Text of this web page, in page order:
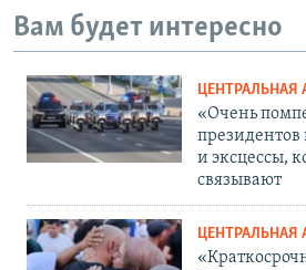
Вам будет интересно
ЦЕНТРАЛЬНАЯ
«Очень
президентов
и эксцессы,
связывают
ЦЕНТРАЛЬНАЯ